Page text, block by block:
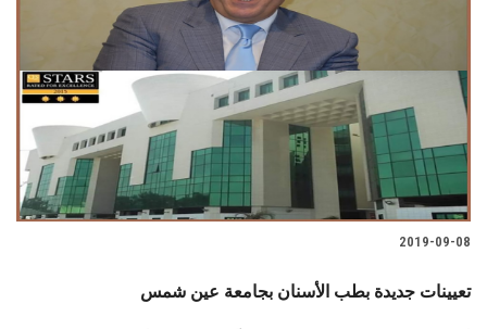
2019-09-08
تعيينات جديدة بطب الأسنان بجامعة عين شمس